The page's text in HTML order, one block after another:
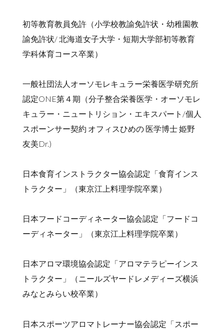
初等教育教員免許（小学校教諭免許状・幼稚園教
諭免許状/ 北海道女子大学・短期大学部初等教育
学科体育コース卒業）
一般社団法人オーソモレキュラー栄養医学研究所
認定ONE第４期（分子整合栄養医学・オーソモレ
キュラー・ニュートリション・エキスパート/個人
スポーンサー契約 オフィスひめの 医学博士 姫野
友美Dr.)
日本食育インストラクター協会認定「食育インス
トラクター」（東京江上料理学院卒業）
日本フードコーディネーター協会認定「フードコ
ーディネーター」（東京江上料理学院卒業）
日本アロマ環境協会認定「アロマテラピーインス
トラクター」（ニールズヤードレメディーズ横浜
みなとみらい校卒業）
日本スポーツアロマトレーナー協会認定「スポー